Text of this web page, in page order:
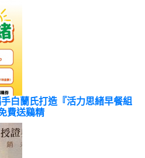
白蘭氏打造『活力思緒早餐組
費送鷄精